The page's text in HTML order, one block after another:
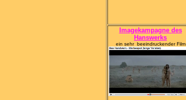
Imagekampagne des
Hanswerks
ein sehr beeindruckender Film